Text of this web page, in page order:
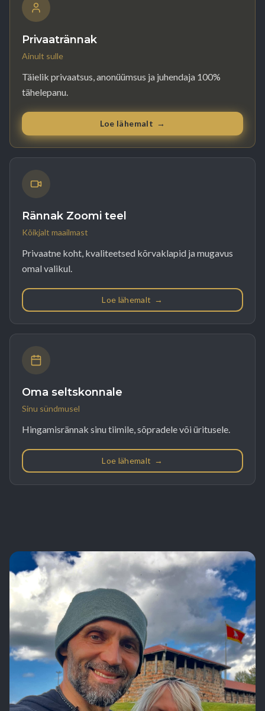
Privaatrännak
Ainult sulle
Täielik privaatsus, anonüümsus ja juhendaja 100%
tähelepanu.
Loe lähemalt →
Rännak Zoomi teel
Kõikjalt maailmast
Privaatne koht, kvaliteetsed kõrvaklapid ja mugavus
omal valikul.
Loe lähemalt →
Oma seltskonnale
Sinu sündmusel
Hingamisrännak sinu tiimile, sõpradele või üritusele.
Loe lähemalt →